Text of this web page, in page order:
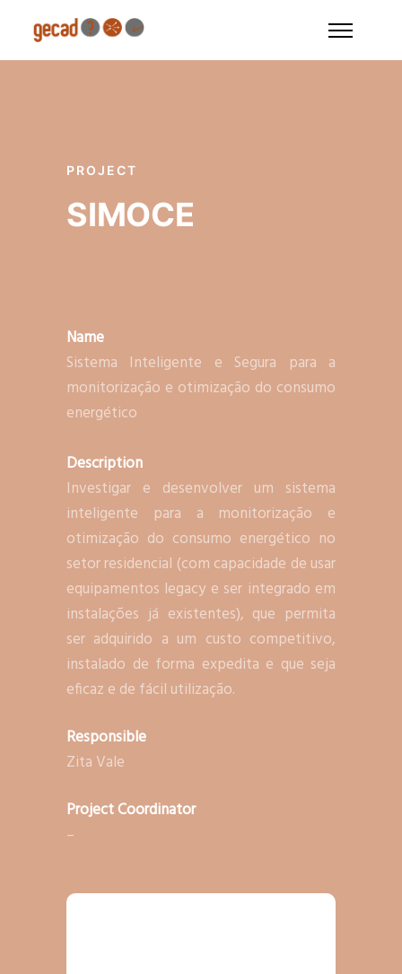
PROJECT
SIMOCE
Name
Sistema Inteligente e Segura para a
monitorização e otimização do consumo
energético
Description
Investigar e desenvolver um sistema
inteligente para a monitorização e
otimização do consumo energético no
setor residencial (com capacidade de usar
equipamentos legacy e ser integrado em
instalações já existentes), que permita
ser adquirido a um custo competitivo,
instalado de forma expedita e que seja
eficaz e de fácil utilização.
Responsible
Zita Vale
Project Coordinator
–